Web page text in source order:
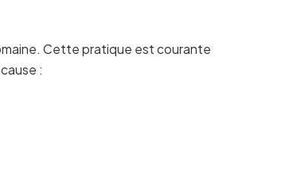
Cette pratique est courante
: